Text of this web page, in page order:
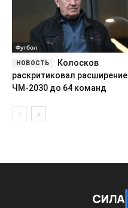
Футбол
Колосков
раскритиковал расширение
ЧМ-2030 до 64 команд